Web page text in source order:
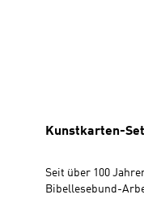
Kunstkarten-Set
Seit über 100
Bibellesebund-